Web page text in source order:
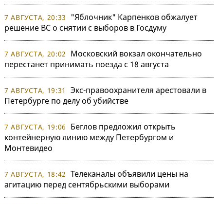
7 АВГУСТА, 20:33
"Яблочник" Карпенков обжалует
решение ВС о снятии с выборов в Госдуму
7 АВГУСТА, 20:02
Московский вокзал окончательно
перестанет принимать поезда с 18 августа
7 АВГУСТА, 19:31
Экс-правоохранителя арестовали в
Петербурге по делу об убийстве
7 АВГУСТА, 19:06
Беглов предложил открыть
контейнерную линию между Петербургом и
Монтевидео
7 АВГУСТА, 18:42 Телеканалы объявили цены на
агитацию перед сентябрьскими выборами